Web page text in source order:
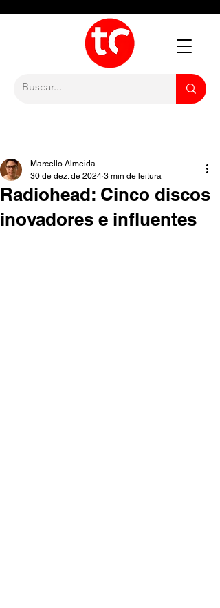
Radiohead: Cinco discos
inovadores e influentes
Marcello Almeida
30 de dez. de 2024 3 min de leitura